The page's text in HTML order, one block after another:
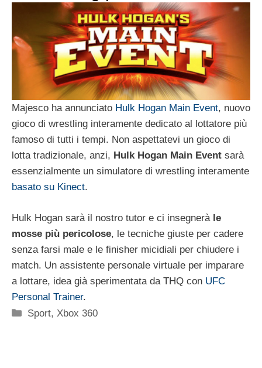
Majesco ha annunciato Hulk Hogan Main Event, nuovo
gioco di wrestling interamente dedicato al lottatore più
famoso di tutti i tempi. Non aspettatevi un gioco di
lotta tradizionale, anzi, Hulk Hogan Main Event sarà
essenzialmente un simulatore di wrestling interamente
basato su Kinect.
Hulk Hogan sarà il nostro tutor e ci insegneràle
mosse più pericolose, le tecniche giuste per cadere
senza farsi male e le finisher micidiali per chiudere i
match. Un assistente personale virtuale per imparare
a lottare, idea già sperimentata da THQ con UFC
Personal Trainer.
Categorie
Sport,Xbox 360